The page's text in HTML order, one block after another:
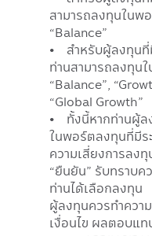
สามารถลงทุนในพ
“Balance”
• สำหรับผู้ลงทุนที่
ท่านสามารถลงทุน
“Balance”,
“Global Growth”
• ทั้งนี้หากท่านผู้ล
ในพอร์ตลงทุนที่มีร
ความเสี่ยงการลง
“ยืนยัน” รับทราบ
ท่านได้เลือกลงทุน
ผู้ลงทุนควรทำควา
เงื่อนไข ผลตอบแ